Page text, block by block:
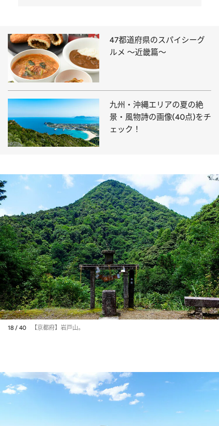
47都道府県のスパイシーグ
ルメ ～近畿篇～
九州・沖縄エリアの夏の絶
景・風物詩の画像(40点)をチ
ェック！
18 / 40 【京都府】岩戸山。